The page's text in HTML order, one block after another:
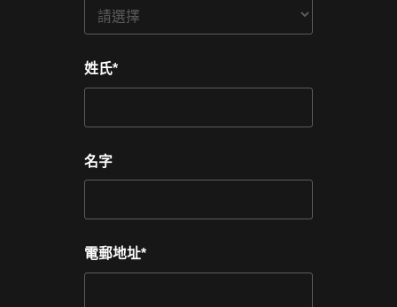
姓氏*
名字
電郵地址*